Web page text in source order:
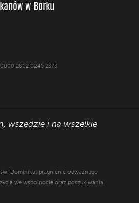
w Borku
2802 0245 2373
wszędzie i na wszelkie
Dominika: pragnienie odważnego
we wspólnocie oraz poszukiwania